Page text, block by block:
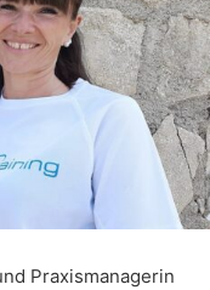
Praxismanagerin